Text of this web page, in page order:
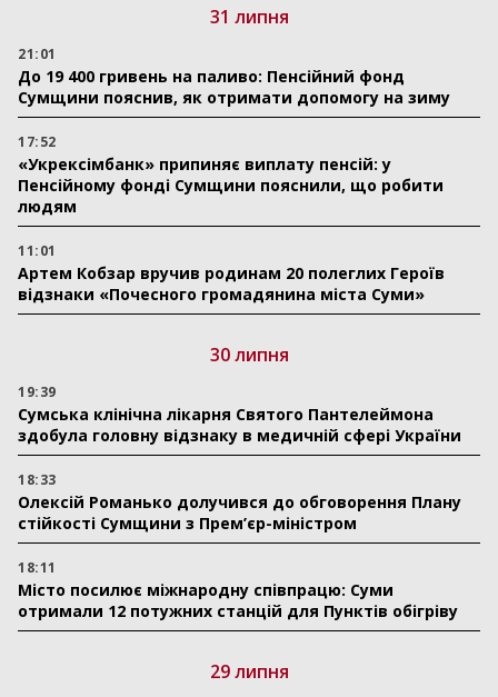
31 липня
21:01
До 19 400 гривень на паливо: Пенсійний фонд
Сумщини пояснив, як отримати допомогу на зиму
17:52
«Укрексімбанк» припиняє виплату пенсій: у
Пенсійному фонді Сумщини пояснили, що робити
людям
11:01
Артем Кобзар вручив родинам 20 полеглих Героїв
відзнаки «Почесного громадянина міста Суми»
30 липня
19:39
Сумська клінічна лікарня Святого Пантелеймона
здобула головну відзнаку в медичній сфері України
18:33
Олексій Романько долучився до обговорення Плану
стійкості Сумщини з Прем’єр-міністром
18:11
Місто посилює міжнародну співпрацю: Суми
отримали 12 потужних станцій для Пунктів обігріву
29 липня